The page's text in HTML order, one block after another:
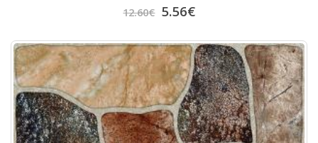
12.60€ 5.56€